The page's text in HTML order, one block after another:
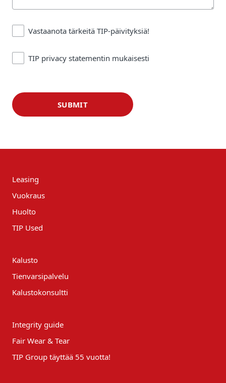
Vastaanota tärkeitä TIP-päivityksiä!
TIP privacy statementin mukaisesti
SUBMIT
Leasing
Vuokraus
Huolto
TIP Used
Kalusto
Tienvarsipalvelu
Kalustokonsultti
Integrity guide
Fair Wear & Tear
TIP Group täyttää 55 vuotta!